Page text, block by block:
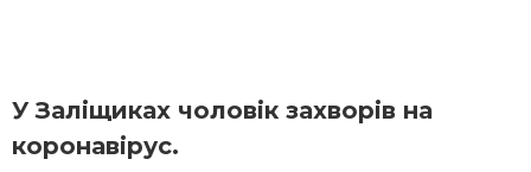
У Заліщиках чоловік захворів на
коронавірус.